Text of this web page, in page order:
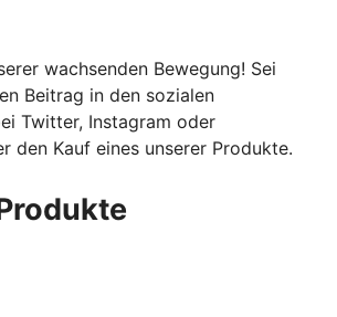
wachsenden Bewegung! Sei
Beitrag in den sozialen
Twitter, Instagram oder
den Kauf eines unserer Produkte.